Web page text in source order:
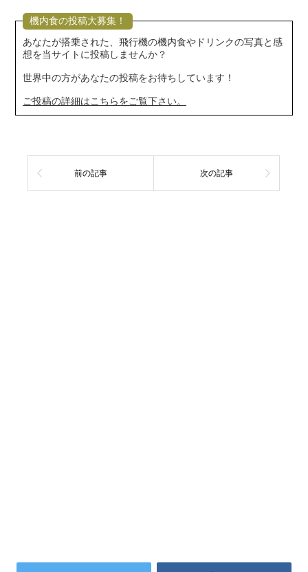
機内食の投稿大募集！
あなたが搭乗された、飛行機の機内食やドリンクの写真と感
想を当サイトに投稿しませんか？
世界中の方があなたの投稿をお待ちしています！
ご投稿の詳細はこちらをご覧下さい。
前の記事 次の記事